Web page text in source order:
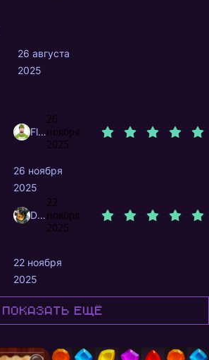
26 августа
2025
FlipBard
26
ноября
2025
26 ноября
2025
DenisTheDog
22
ноября
2025
22 ноября
2025
Показать ещё